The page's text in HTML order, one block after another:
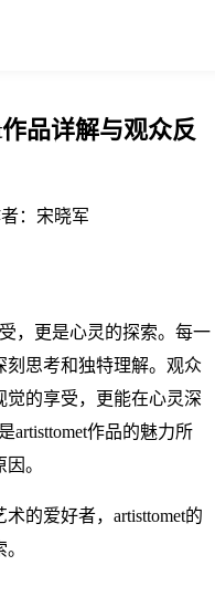
品详解与观众反
： 宋晓军
，更是心灵的探索。每一
思考和独特理解。观众
的享受，更能在心灵深
artisttomet作品的魅力所
。
的爱好者，artisttomet的